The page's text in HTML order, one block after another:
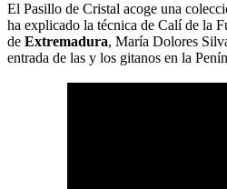
El Pasillo de Cristal acoge una
ha explicado la técnica de Calí de la
de Extremadura, María Dolores
entrada de las y los gitanos en la